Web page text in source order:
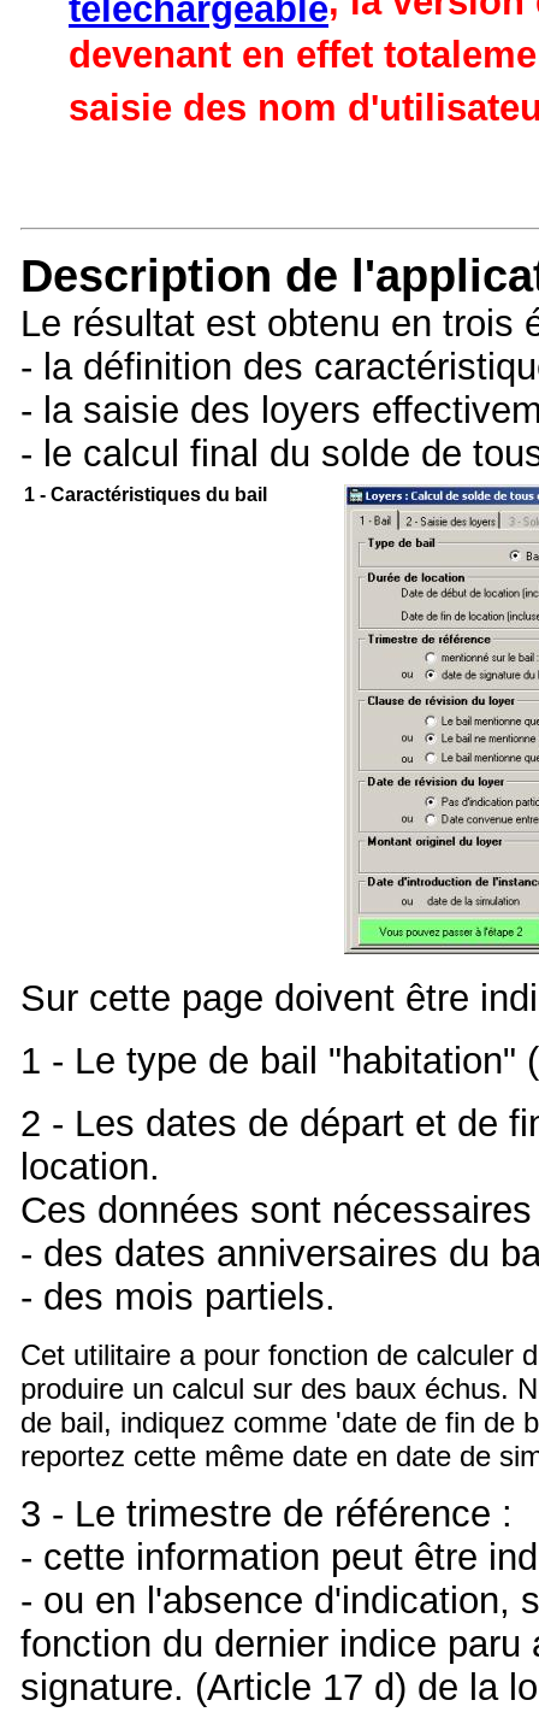
téléchargeable
devenant en effet
saisie des nom
Description de
Le résultat est obtenu en trois
- la définition des
- la saisie des loyers
- le calcul final du solde de
1 - Caractéristiques du bail
Sur cette page doivent être
1 - Le type de bail
2 - Les dates de départ et de
location.
Ces données sont
- des dates anniversaires du
- des mois partiels.
Cet utilitaire a pour fonction de calculer
produire un calcul sur des baux échus.
de bail, indiquez comme 'date de fin de
reportez cette même date en date de
3 - Le trimestre de référence :
- cette information peut être
- ou en l'absence d'indication,
fonction du dernier indice
signature. (Article 17 d) de la